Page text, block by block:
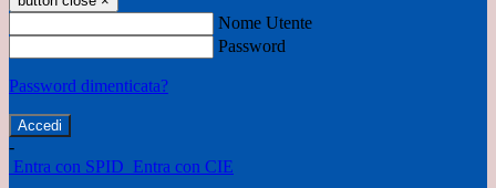
Nome Utente
Password
Password dimenticata?
-
Entra con SPID Entra con CIE